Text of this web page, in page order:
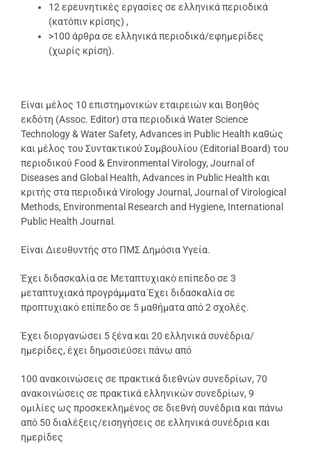
12 ερευνητικές εργασίες σε ελληνικά περιοδικά
(κατόπιν κρίσης) ,
>100 άρθρα σε ελληνικά περιοδικά/εφημερίδες
(χωρίς κρίση).
Είναι μέλος 10 επιστημονικών εταιρειών και Βοηθός
εκδότη (Assoc. Editor) στα περιοδικά Water Science
Technology & Water Safety, Advances in Public Health καθώς
και μέλος του Συντακτικού Συμβουλίου (Editorial Board) του
περιοδικού Food & Environmental Virology, Journal of
Diseases and Global Health, Advances in Public Health και
κριτής στα περιοδικά Virology Journal, Journal of Virological
Methods, Environmental Research and Hygiene, International
Public Health Journal.
Είναι Διευθυντής στο ΠΜΣ Δημόσια Υγεία.
Έχει διδασκαλία σε Μεταπτυχιακό επίπεδο σε 3
μεταπτυχιακά προγράμματα Έχει διδασκαλία σε
προπτυχιακό επίπεδο σε 5 μαθήματα από 2 σχολές.
Έχει διοργανώσει 5 ξένα και 20 ελληνικά συνέδρια/
ημερίδες, έχει δημοσιεύσει πάνω από
100 ανακοινώσεις σε πρακτικά διεθνών συνεδρίων, 70
ανακοινώσεις σε πρακτικά ελληνικών συνεδρίων, 9
ομιλίες ως προσκεκλημένος σε διεθνή συνέδρια και πάνω
από 50 διαλέξεις/εισηγήσεις σε ελληνικά συνέδρια και
ημερίδες